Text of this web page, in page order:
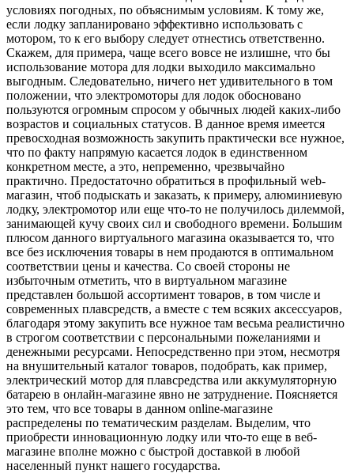
условиях погодных, по объяснимым условиям. К тому же,
если лодку запланировано эффективно использовать с
мотором, то к его выбору следует отнестись ответственно.
Скажем, для примера, чаще всего вовсе не излишне, что бы
использование мотора для лодки выходило максимально
выгодным. Следовательно, ничего нет удивительного в том
положении, что электромоторы для лодок обосновано
пользуются огромным спросом у обычных людей каких-либо
возрастов и социальных статусов. В данное время имеется
превосходная возможность закупить практически все нужное,
что по факту напрямую касается лодок в единственном
конкретном месте, а это, непременно, чрезвычайно
практично. Предостаточно обратиться в профильный web-
магазин, чтоб подыскать и заказать, к примеру, алюминиевую
лодку, электромотор или еще что-то не получилось дилеммой,
занимающей кучу своих сил и свободного времени. Большим
плюсом данного виртуального магазина оказывается то, что
все без исключения товары в нем продаются в оптимальном
соответствии цены и качества. Со своей стороны не
избыточным отметить, что в виртуальном магазине
представлен большой ассортимент товаров, в том числе и
современных плавсредств, а вместе с тем всяких аксессуаров,
благодаря этому закупить все нужное там весьма реалистично
в строгом соответствии с персональными пожеланиями и
денежными ресурсами. Непосредственно при этом, несмотря
на внушительный каталог товаров, подобрать, как пример,
электрический мотор для плавсредства или аккумуляторную
батарею в онлайн-магазине явно не затруднение. Поясняется
это тем, что все товары в данном online-магазине
распределены по тематическим разделам. Выделим, что
приобрести инновационную лодку или что-то еще в веб-
магазине вполне можно с быстрой доставкой в любой
населенный пункт нашего государства.